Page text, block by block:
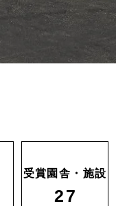
受賞園舎・施設
27